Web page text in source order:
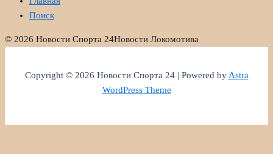
Поиск
© 2026 Новости Спорта 24Новости Локомотива
Copyright © 2026 Новости Спорта 24 | Powered byAstra
WordPress Theme